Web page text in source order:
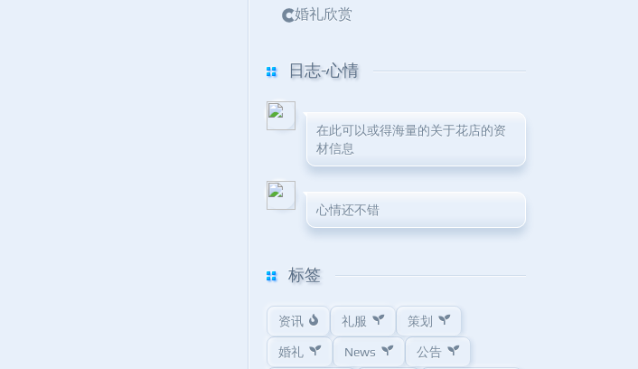
婚礼欣赏
日志-心情
在此可以或得海量的关于花店的资
材信息
心情还不错
标签
资讯 礼服 策划
婚礼 News 公告